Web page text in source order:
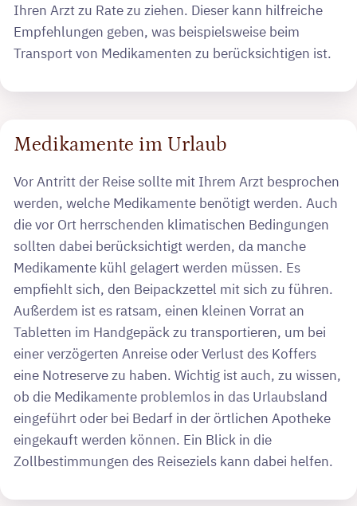
Ihren Arzt zu Rate zu ziehen. Dieser kann hilfreiche
Empfehlungen geben, was beispielsweise beim
Transport von Medikamenten zu berücksichtigen ist.
Medikamente im Urlaub
Vor Antritt der Reise sollte mit Ihrem Arzt besprochen
werden, welche Medikamente benötigt werden. Auch
die vor Ort herrschenden klimatischen Bedingungen
sollten dabei berücksichtigt werden, da manche
Medikamente kühl gelagert werden müssen. Es
empfiehlt sich, den Beipackzettel mit sich zu führen.
Außerdem ist es ratsam, einen kleinen Vorrat an
Tabletten im Handgepäck zu transportieren, um bei
einer verzögerten Anreise oder Verlust des Koffers
eine Notreserve zu haben. Wichtig ist auch, zu wissen,
ob die Medikamente problemlos in das Urlaubsland
eingeführt oder bei Bedarf in der örtlichen Apotheke
eingekauft werden können. Ein Blick in die
Zollbestimmungen des Reiseziels kann dabei helfen.